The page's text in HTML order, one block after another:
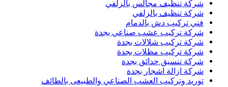
شركة تنظيف مجالس بالزلفي
شركة تنظيف بالزلفي
فني تركيب دش بالدمام
شركة تركيب عشب صناعي بجدة
شركة تركيب شلالات بجدة
شركة تركيب مظلات بجدة
شركة تنسيق حدائق بجدة
شركة ازالة اشجار بجدة
توريد وتركيب العشب الصناعي والطبيعى بالطائف